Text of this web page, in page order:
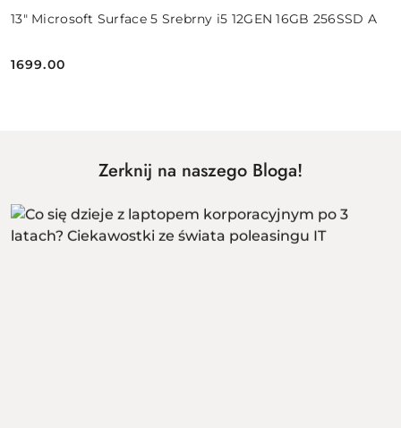
13" Microsoft Surface 5 Srebrny i5 12GEN 16GB 256SSD A
Cena:
1699.00
Zerknij na naszego Bloga!